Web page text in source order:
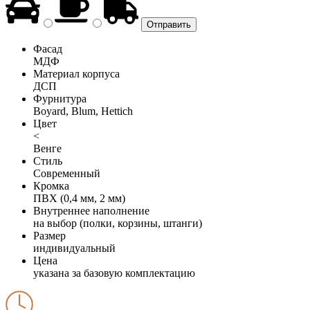
Фасад
МДФ
Материал корпуса
ДСП
Фурнитура
Boyard, Blum, Hettich
Цвет
<
Венге
Стиль
Современный
Кромка
ПВХ (0,4 мм, 2 мм)
Внутреннее наполнение
на выбор (полки, корзины, штанги)
Размер
индивидуальный
Цена
указана за базовую комплектацию